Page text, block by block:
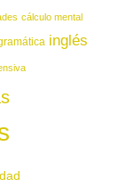
cálculo mental
inglés